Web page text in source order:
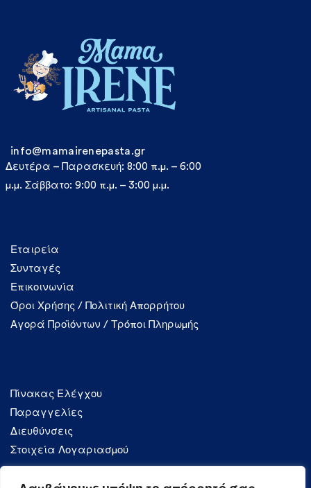
Εταιρεία
Συνταγές
Επικοινωνία
Όροι Χρήσης / Πολιτική Απορρήτου
Αγορά Προϊόντων / Τρόποι Πληρωμής
Πίνακας Ελέγχου
Παραγγελίες
Διευθύνσεις
Στοιχεία Λογαριασμού
info@mamairenepasta.gr
Δευτέρα – Παρασκευή: 8:00 π.μ. – 6:00
μ.μ. Σάββατο: 9:00 π.μ. – 3:00 μ.μ.